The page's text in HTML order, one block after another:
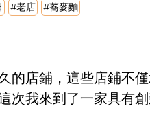
#老店 #蕎麥麵
的店鋪，這些店鋪不
次我來到了一家具有